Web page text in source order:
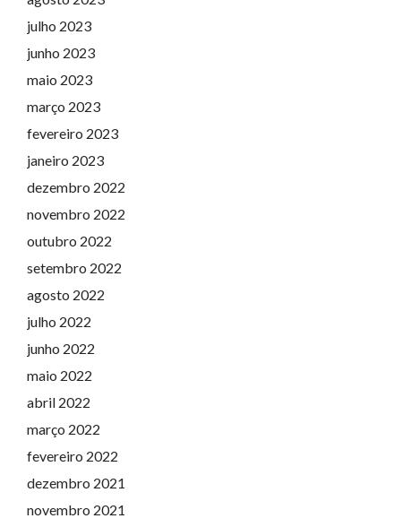
julho 2023
junho 2023
maio 2023
março 2023
fevereiro 2023
janeiro 2023
dezembro 2022
novembro 2022
outubro 2022
setembro 2022
agosto 2022
julho 2022
junho 2022
maio 2022
abril 2022
março 2022
fevereiro 2022
dezembro 2021
novembro 2021